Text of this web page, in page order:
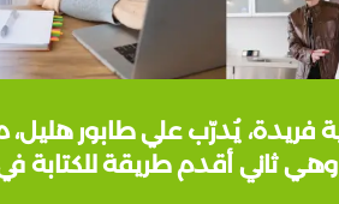
وهي ثاني أقدم طريقة للكتابة في التاريخ.